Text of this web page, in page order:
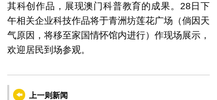
其科创作品，展现澳门科普教育的成果。28日下
午相关企业科技作品将于青洲坊莲花广场（倘因天
气原因，将移至家国情怀馆内进行）作现场展示，
欢迎居民到场参观。
上一则新闻